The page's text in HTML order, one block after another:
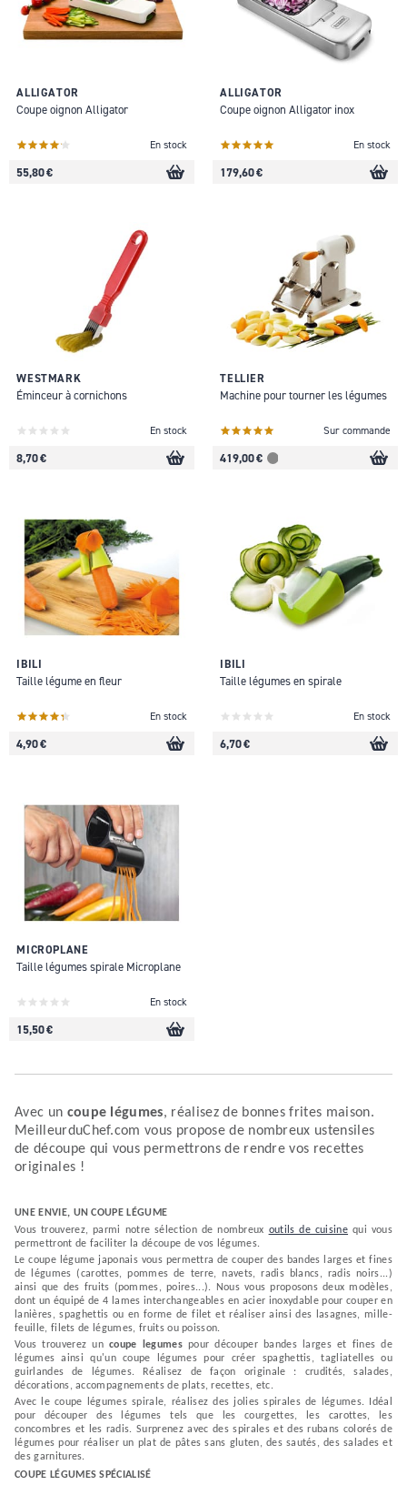
Avec un coupe légumes, réalisez de bonnes frites maison.
MeilleurduChef.com vous propose de nombreux ustensiles
de découpe qui vous permettrons de rendre vos recettes
originales !
UNE ENVIE, UN COUPE LÉGUME
Vous trouverez, parmi notre sélection de nombreux outils de cuisine qui vous
permettront de faciliter la découpe de vos légumes.
Le coupe légume japonais vous permettra de couper des bandes larges et fines
de légumes (carottes, pommes de terre, navets, radis blancs, radis noirs...)
ainsi que des fruits (pommes, poires...). Nous vous proposons deux modèles,
dont un équipé de 4 lames interchangeables en acier inoxydable pour couper en
lanières, spaghettis ou en forme de filet et réaliser ainsi des lasagnes, mille-
feuille, filets de légumes, fruits ou poisson.
Vous trouverez uncoupe legumespour découper bandes larges et fines de
légumes ainsi qu'un coupe légumes pour créer spaghettis, tagliatelles ou
guirlandes de légumes. Réalisez de façon originale : crudités, salades,
décorations, accompagnements de plats, recettes, etc.
Avec le coupe légumes spirale, réalisez des jolies spirales de légumes. Idéal
pour découper des légumes tels que les courgettes, les carottes, les
concombres et les radis. Surprenez avec des spirales et des rubans colorés de
légumes pour réaliser un plat de pâtes sans gluten, des sautés, des salades et
des garnitures.
COUPE LÉGUMES SPÉCIALISÉ
ALLIGATOR
Coupe oignon Alligator
En stock
55,80 €
ALLIGATOR
Coupe oignon Alligator inox
En stock
179,60 €
WESTMARK
Éminceur à cornichons
En stock
8,70 €
TELLIER
Machine pour tourner les légumes
Sur commande
419,00 €
IBILI
Taille légume en fleur
En stock
4,90 €
IBILI
Taille légumes en spirale
En stock
6,70 €
MICROPLANE
Taille légumes spirale Microplane
En stock
15,50 €